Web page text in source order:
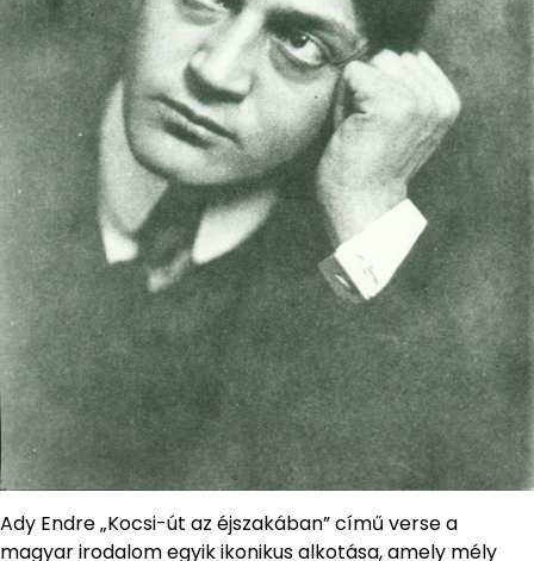
Ady Endre „Kocsi-út az éjszakában” című verse a
magyar irodalom egyik ikonikus alkotása, amely mély